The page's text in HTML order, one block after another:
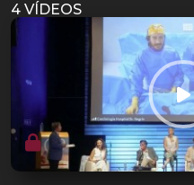
4 VÍDEOS